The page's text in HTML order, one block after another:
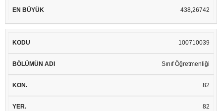
438,26742
100710039
Sınıf Öğretmenliği
82
82